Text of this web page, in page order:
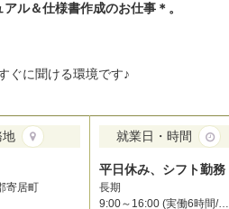
ル＆仕様書作成のお仕事＊。
ぐに聞ける環境です♪
地
寄居町
就業日・時間
平日休み、シフト勤務
長期
9:00～16:00 (実働6時間/休憩1時間)